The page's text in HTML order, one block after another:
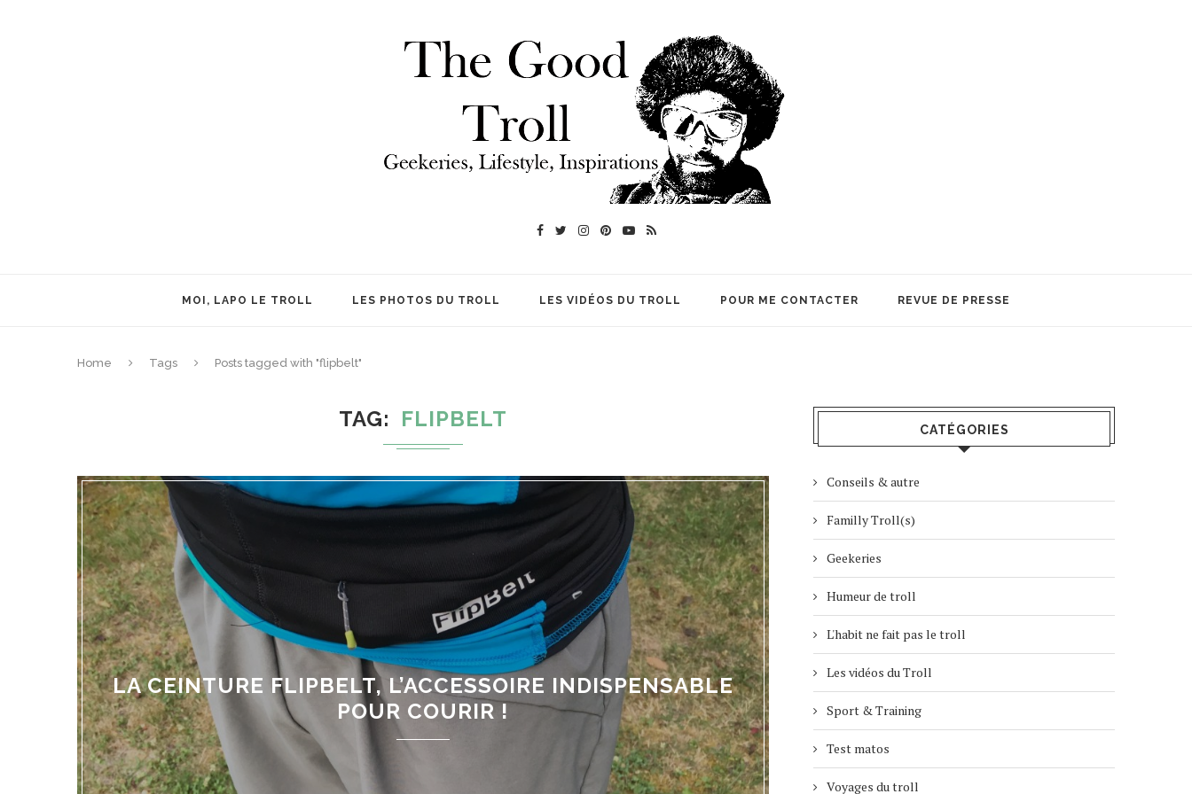
MOI, LAPO LE TROLL LES PHOTOS DU TROLL LES VIDÉOS DU TROLL POUR ME CONTACTER REVUE DE PRESSE
Home Tags Posts tagged with "flipbelt"
TAG FLIPBELT
LA CEINTURE FLIPBELT, L’ACCESSOIRE INDISPENSABLE
POUR COURIR !
CATÉGORIES
Conseils & autre
Familly Troll(s)
Geekeries
Humeur de troll
L'habit ne fait pas le troll
Les vidéos du Troll
Sport & Training
Test matos
Voyages du troll